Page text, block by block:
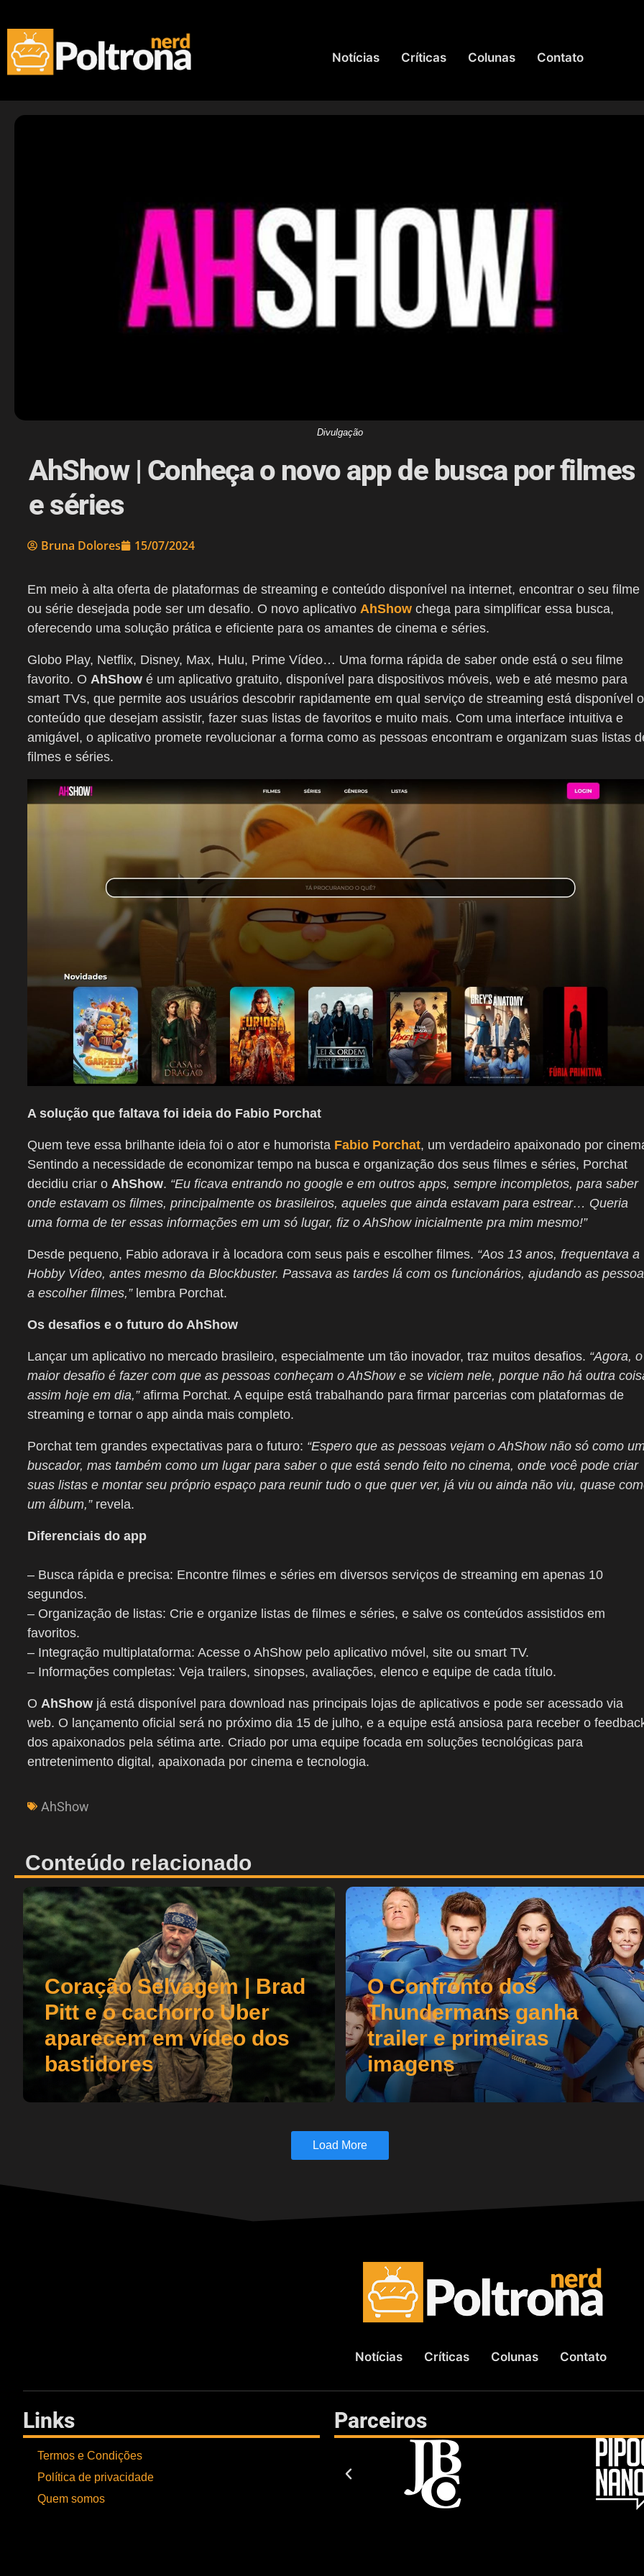
Notícias Críticas Colunas Contato
Divulgação
AhShow | Conheça o novo app de busca por filmes
e séries
Bruna Dolores 15/07/2024
Em meio à alta oferta de plataformas de streaming e conteúdo disponível na internet, encontrar o seu filme
ou série desejada pode ser um desafio. O novo aplicativo AhShow chega para simplificar essa busca,
oferecendo uma solução prática e eficiente para os amantes de cinema e séries.
Globo Play, Netflix, Disney, Max, Hulu, Prime Vídeo… Uma forma rápida de saber onde está o seu filme
favorito. O AhShow é um aplicativo gratuito, disponível para dispositivos móveis, web e até mesmo para
smart TVs, que permite aos usuários descobrir rapidamente em qual serviço de streaming está disponível o
conteúdo que desejam assistir, fazer suas listas de favoritos e muito mais. Com uma interface intuitiva e
amigável, o aplicativo promete revolucionar a forma como as pessoas encontram e organizam suas listas
filmes e séries.
A solução que faltava foi ideia do Fabio Porchat
Quem teve essa brilhante ideia foi o ator e humorista Fabio Porchat, um verdadeiro apaixonado por
Sentindo a necessidade de economizar tempo na busca e organização dos seus filmes e séries, Porchat
decidiu criar o AhShow. “Eu ficava entrando no google e em outros apps, sempre incompletos, para saber
onde estavam os filmes, principalmente os brasileiros, aqueles que ainda estavam para estrear… Queria
uma forma de ter essas informações em um só lugar, fiz o AhShow inicialmente pra mim mesmo!”
Desde pequeno, Fabio adorava ir à locadora com seus pais e escolher filmes. “Aos 13 anos, frequentava a
Hobby Vídeo, antes mesmo da Blockbuster. Passava as tardes lá com os funcionários, ajudando as
a escolher filmes,”lembra Porchat.
Os desafios e o futuro do AhShow
Lançar um aplicativo no mercado brasileiro, especialmente um tão inovador, traz muitos desafios. “Agora, o
maior desafio é fazer com que as pessoas conheçam o AhShow e se viciem nele, porque não há outra
assim hoje em dia,”afirma Porchat. A equipe está trabalhando para firmar parcerias com plataformas de
streaming e tornar o app ainda mais completo.
Porchat tem grandes expectativas para o futuro: “Espero que as pessoas vejam o AhShow não só como
buscador, mas também como um lugar para saber o que está sendo feito no cinema, onde você pode criar
suas listas e montar seu próprio espaço para reunir tudo o que quer ver, já viu ou ainda não viu, quase
um álbum,”revela.
Diferenciais do app
– Busca rápida e precisa: Encontre filmes e séries em diversos serviços de streaming em apenas 10
segundos.
– Organização de listas: Crie e organize listas de filmes e séries, e salve os conteúdos assistidos em
favoritos.
– Integração multiplataforma: Acesse o AhShow pelo aplicativo móvel, site ou smart TV.
– Informações completas: Veja trailers, sinopses, avaliações, elenco e equipe de cada título.
O AhShow já está disponível para download nas principais lojas de aplicativos e pode ser acessado via
web. O lançamento oficial será no próximo dia 15 de julho, e a equipe está ansiosa para receber o
dos apaixonados pela sétima arte. Criado por uma equipe focada em soluções tecnológicas para
entretenimento digital, apaixonada por cinema e tecnologia.
AhShow
Conteúdo relacionado
Coração Selvagem | Brad
Pitt e o cachorro Uber
aparecem em vídeo dos
bastidores
O Confronto dos
Thundermans ganha
trailer e primeiras
imagens
Load More
Notícias Críticas Colunas Contato
Links
Termos e Condições
Política de privacidade
Quem somos
Parceiros